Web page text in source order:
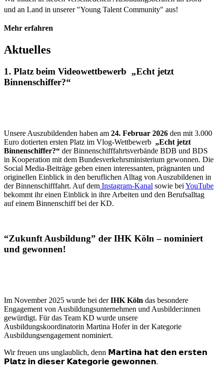
und an Land in unserer "Young Talent Community" aus!
Mehr erfahren
Aktuelles
1. Platz beim Videowettbewerb „Echt jetzt
Binnenschiffer?“
Unsere Auszubildenden haben am 24. Februar 2026 den mit 3.000
Euro dotierten ersten Platz im Vlog-Wettbewerb „Echt jetzt
Binnenschiffer?“ der Binnenschifffahrtsverbände BDB und BDS
in Kooperation mit dem Bundesverkehrsministerium gewonnen. Die
Social Media-Beiträge geben einen interessanten, prägnanten und
originellen Einblick in den beruflichen Alltag von Auszubildenen in
der Binnenschifffahrt. Auf dem Instagram-Kanal sowie bei YouTube
bekommt ihr einen Einblick in ihre Arbeiten und den Berufsalltag
auf einem Binnenschiff bei der KD.
“Zukunft Ausbildung” der IHK Köln – nominiert
und gewonnen!
Im November 2025 wurde bei derIHK Köln das besondere
Engagement von Ausbildungsunternehmen und Ausbilder:innen
gewürdigt. Für das Team KD wurde unsere
Ausbildungskoordinatorin Martina Hofer in der Kategorie
Ausbildungsengagement nominiert.
Wir freuen uns unglaublich, denn 𝗠𝗮𝗿𝘁𝗶𝗻𝗮 𝗵𝗮𝘁 𝗱𝗲𝗻 𝗲𝗿𝘀𝘁𝗲𝗻
𝗣𝗹𝗮𝘁𝘇 𝗶𝗻 𝗱𝗶𝗲𝘀𝗲𝗿 𝗞𝗮𝘁𝗲𝗴𝗼𝗿𝗶𝗲 𝗴𝗲𝘄𝗼𝗻𝗻𝗲𝗻.